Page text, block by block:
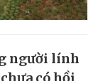
người lính